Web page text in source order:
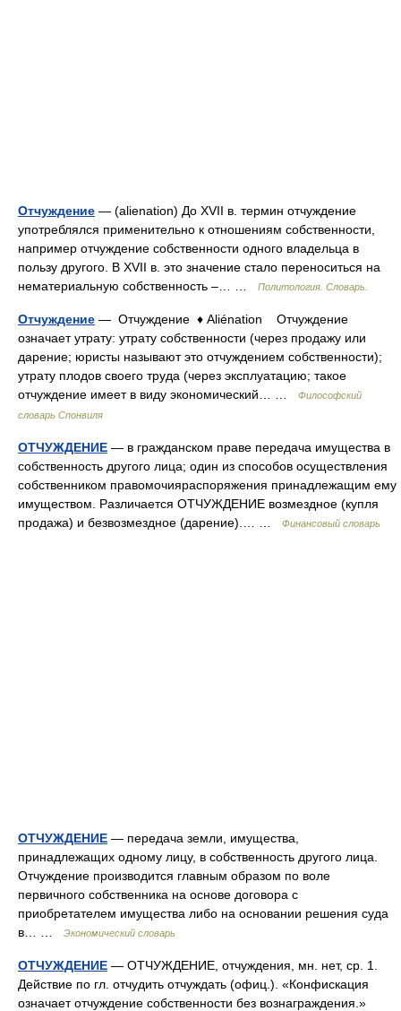
Отчуждение — (alienation) До XVII в. термин отчуждение
употреблялся применительно к отношениям собственности,
например отчуждение собственности одного владельца в
пользу другого. В XVII в. это значение стало переноситься на
нематериальную собственность –… …
Политология. Словарь.
Отчуждение — Отчуждение ♦ Aliénation Отчуждение
означает утрату: утрату собственности (через продажу или
дарение; юристы называют это отчуждением собственности);
утрату плодов своего труда (через эксплуатацию; такое
отчуждение имеет в виду экономический… …
Философский
словарь Спонвиля
ОТЧУЖДЕНИЕ — в гражданском праве передача имущества в
собственность другого лица; один из способов осуществления
собственником правомочияраспоряжения принадлежащим ему
имуществом. Различается ОТЧУЖДЕНИЕ возмездное (купля
продажа) и безвозмездное (дарение).… …
Финансовый словарь
ОТЧУЖДЕНИЕ — передача земли, имущества,
принадлежащих одному лицу, в собственность другого лица.
Отчуждение производится главным образом по воле
первичного собственника на основе договора с
приобретателем имущества либо на основании решения суда
в… …
Экономический словарь
ОТЧУЖДЕНИЕ — ОТЧУЖДЕНИЕ, отчуждения, мн. нет, ср. 1.
Действие по гл. отчудить отчуждать (офиц.). «Конфискация
означает отчуждение собственности без вознаграждения.»